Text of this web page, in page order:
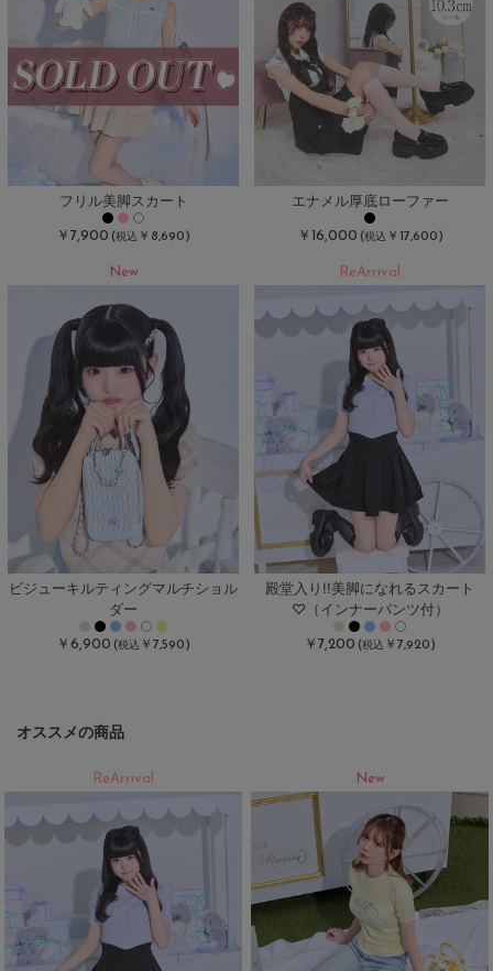
フリル美脚スカート
￥7,900 (税込 ￥8,690)
エナメル厚底ローファー
￥16,000 (税込 ￥17,600)
New
ビジューキルティングマルチショル
ダー
￥6,900 (税込 ￥7,590)
ReArrival
殿堂入り!!美脚になれるスカート
♡（インナーパンツ付）
￥7,200 (税込 ￥7,920)
オススメの商品
ReArrival New